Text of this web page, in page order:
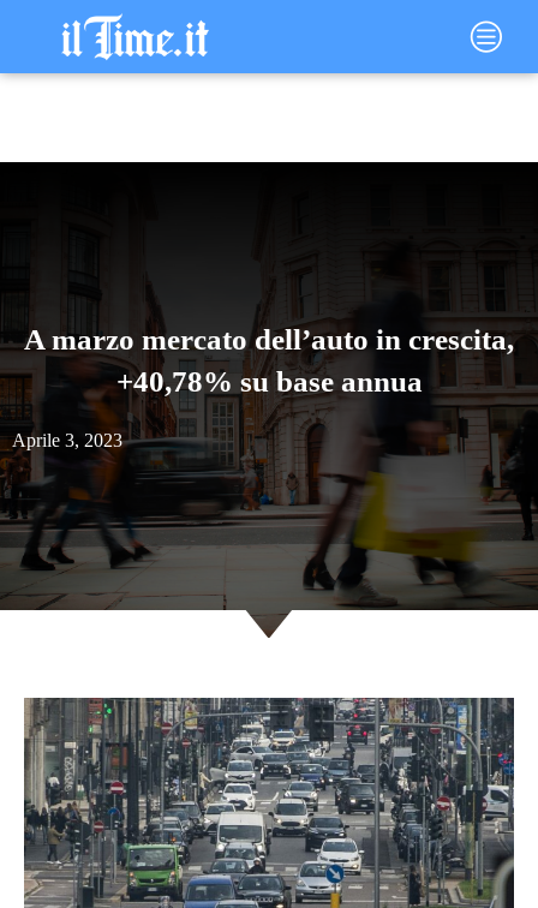
contenuto
Main
Menu
A marzo mercato dell’auto in crescita,
+40,78% su base annua
Aprile 3, 2023